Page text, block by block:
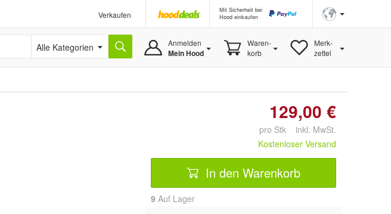
Verkaufen
Mit Sicherheit bei
Hood einkaufen
Alle Kategorien Anmelden
Mein Hood
Waren-
korb
Merk-
zettel
129,00 €
pro Stk inkl. MwSt.
Kostenloser Versand
In den Warenkorb
9 Auf Lager